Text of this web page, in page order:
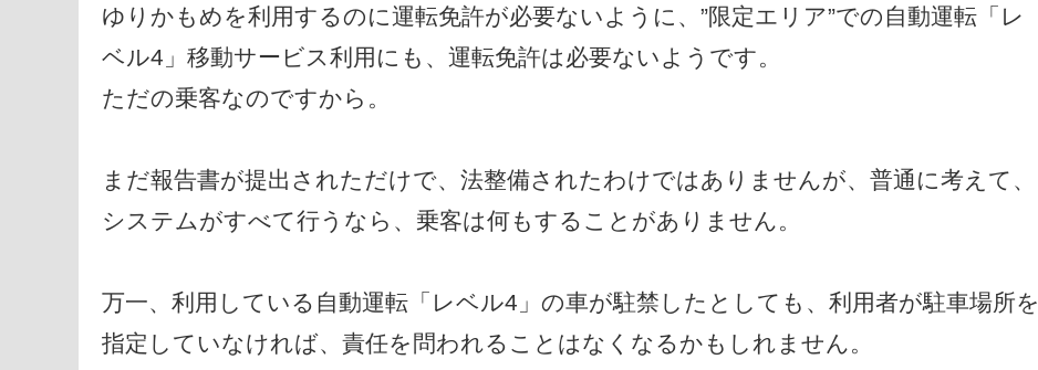
ゆりかもめを利用するのに運転免許が必要ないように、”限定エリア”での自動運転「レ
ベル4」移動サービス利用にも、運転免許は必要ないようです。
ただの乗客なのですから。
まだ報告書が提出されただけで、法整備されたわけではありませんが、普通に考えて、
システムがすべて行うなら、乗客は何もすることがありません。
万一、利用している自動運転「レベル4」の車が駐禁したとしても、利用者が駐車場所を
指定していなければ、責任を問われることはなくなるかもしれません。